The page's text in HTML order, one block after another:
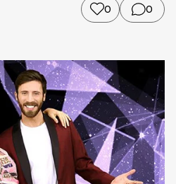
0 0